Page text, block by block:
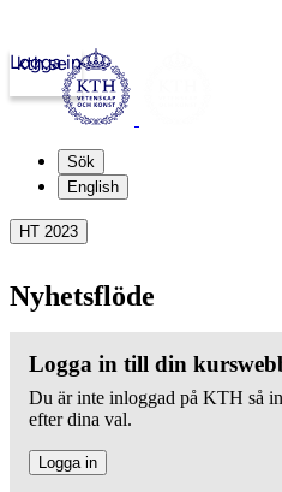
kth.se
Logga in
Sök
English
HT 2023
Nyhetsflöde
Logga in till din
Du är inte inloggad på KTH så
efter dina val.
Logga in